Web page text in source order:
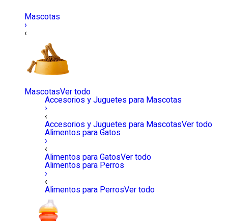
Mascotas
›
‹
MascotasVer todo
Accesorios y Juguetes para Mascotas
›
‹
Accesorios y Juguetes para MascotasVer todo
Alimentos para Gatos
›
‹
Alimentos para GatosVer todo
Alimentos para Perros
›
‹
Alimentos para PerrosVer todo